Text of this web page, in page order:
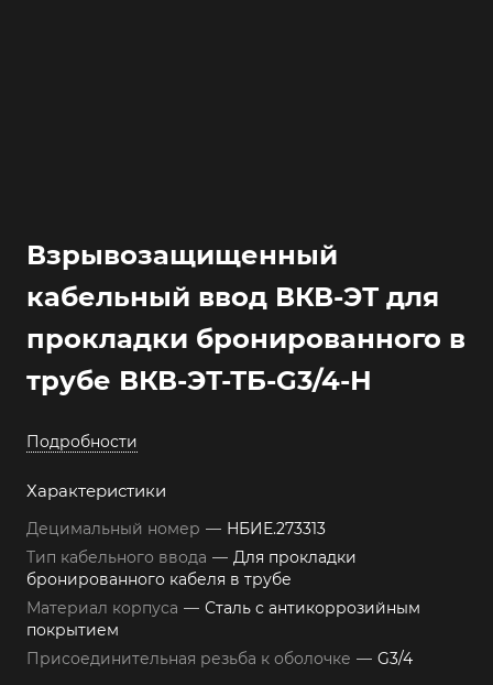
Взрывозащищенный
кабельный ввод ВКВ-ЭТ для
прокладки бронированного в
трубе ВКВ-ЭТ-ТБ-G3/4-Н
Подробности
Характеристики
Децимальный номер — НБИЕ.273313
Тип кабельного ввода — Для прокладки
бронированного кабеля в трубе
Материал корпуса — Сталь с антикоррозийным
покрытием
Присоединительная резьба к оболочке — G3/4